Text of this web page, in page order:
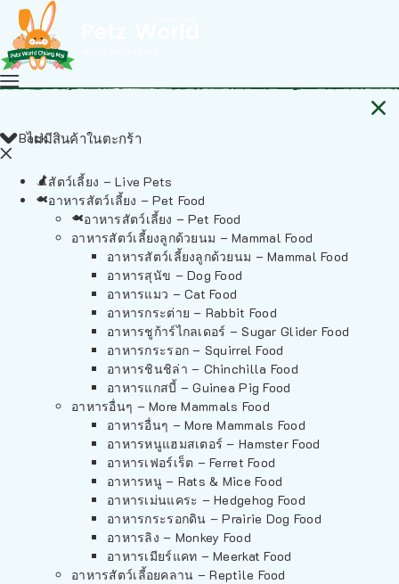
ไม่มีสินค้าในตะกร้า
Back
สัตว์เลี้ยง – Live Pets
อาหารสัตว์เลี้ยง – Pet Food
อาหารสัตว์เลี้ยง – Pet Food
อาหารสัตว์เลี้ยงลูกด้วยนม – Mammal Food
อาหารสัตว์เลี้ยงลูกด้วยนม – Mammal Food
อาหารสุนัข – Dog Food
อาหารแมว – Cat Food
อาหารกระต่าย – Rabbit Food
อาหารชูก้าร์ไกลเดอร์ – Sugar Glider Food
อาหารกระรอก – Squirrel Food
อาหารชินชิล่า – Chinchilla Food
อาหารแกสบี้ – Guinea Pig Food
อาหารอื่นๆ – More Mammals Food
อาหารอื่นๆ – More Mammals Food
อาหารหนูแฮมสเตอร์ – Hamster Food
อาหารเฟอร์เร็ต – Ferret Food
อาหารหนู – Rats & Mice Food
อาหารเม่นแคระ – Hedgehog Food
อาหารกระรอกดิน – Prairie Dog Food
อาหารลิง – Monkey Food
อาหารเมียร์แคท – Meerkat Food
อาหารสัตว์เลี้อยคลาน – Reptile Food